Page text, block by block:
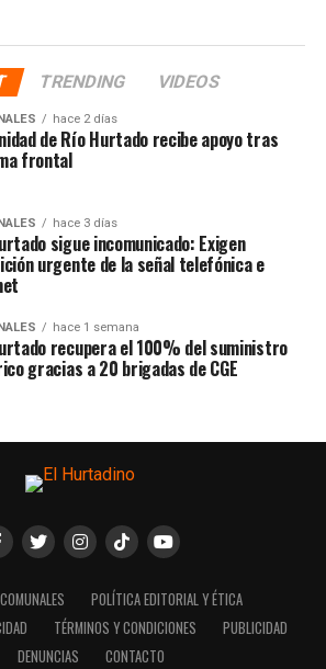
TRENDING VIDEOS
hace 2 días
de Río Hurtado recibe apoyo tras
frontal
hace 3 días
sigue incomunicado: Exigen
urgente de la señal telefónica e
hace 1 semana
recupera el 100% del suministro
gracias a 20 brigadas de CGE
POLÍTICA EDITORIAL Y ÉTICA
TÉRMINOS Y CONDICIONES
PUBLICIDAD
DENUNCIAS
CONTACTO